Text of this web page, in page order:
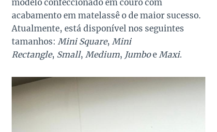
modelo confeccionado em couro com
acabamento em matelassê o de maior sucesso.
Atualmente, está disponível nos seguintes
tamanhos: Mini Square, Mini
Rectangle, Small, Medium, JumboeMaxi.